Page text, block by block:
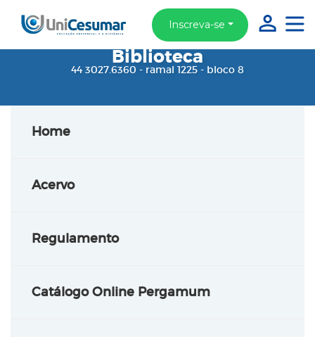
Inscreva-se
Biblioteca
44 3027.6360 - ramal 1225 - bloco 8
Home
Acervo
Regulamento
Catálogo Online Pergamum